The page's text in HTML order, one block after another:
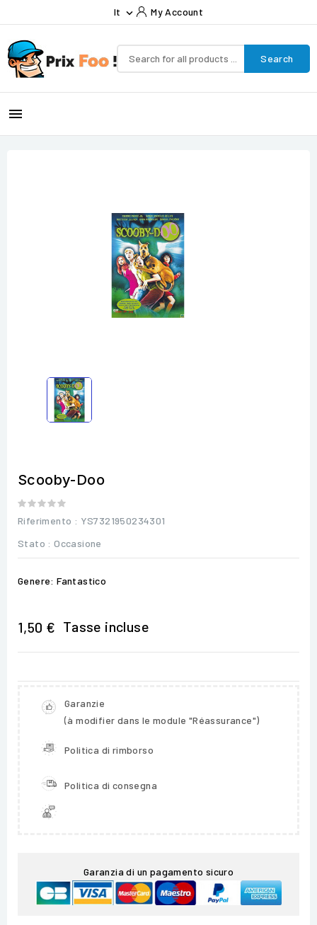
It  My Account
Search

Scooby-Doo
Riferimento : YS7321950234301
Stato : Occasione
Genere: Fantastico
1,50 € Tasse incluse
Garanzie
(à modifier dans le module "Réassurance")
Politica di rimborso
Politica di consegna
Garanzia di un pagamento sicuro